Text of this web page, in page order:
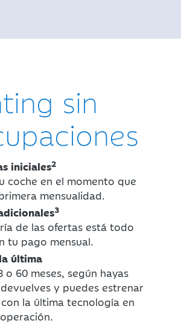
sin
iniciales2
coche en el momento que
mensualidad.
3
de las ofertas está todo
tu pago mensual.
última
o 60 meses, según hayas
y puedes estrenar
la última tecnología en